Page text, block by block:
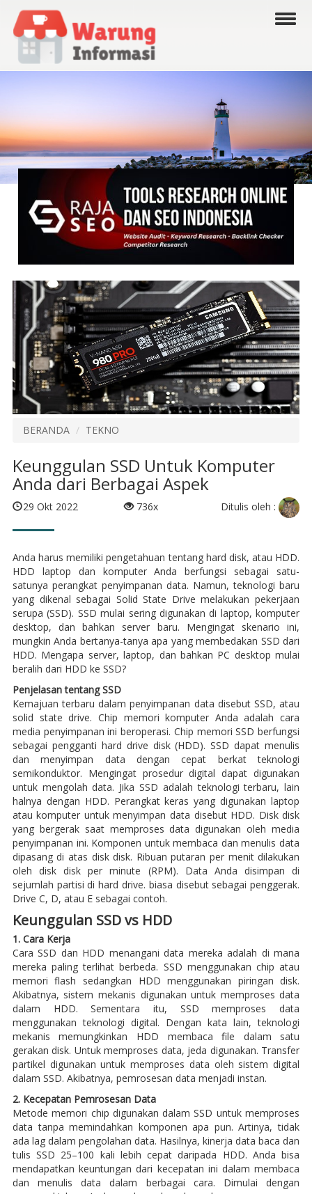
BERANDA TEKNO
Keunggulan SSD Untuk Komputer
Anda dari Berbagai Aspek
29 Okt 2022 736x Ditulis oleh :
Anda harus memiliki pengetahuan tentang hard disk, atau HDD.
HDD laptop dan komputer Anda berfungsi sebagai satu-
satunya perangkat penyimpanan data. Namun, teknologi baru
yang dikenal sebagai Solid State Drive melakukan pekerjaan
serupa (SSD). SSD mulai sering digunakan di laptop, komputer
desktop, dan bahkan server baru. Mengingat skenario ini,
mungkin Anda bertanya-tanya apa yang membedakan SSD dari
HDD. Mengapa server, laptop, dan bahkan PC desktop mulai
beralih dari HDD ke SSD?
Penjelasan tentang SSD
Kemajuan terbaru dalam penyimpanan data disebut SSD, atau
solid state drive. Chip memori komputer Anda adalah cara
media penyimpanan ini beroperasi. Chip memori SSD berfungsi
sebagai pengganti hard drive disk (HDD). SSD dapat menulis
dan menyimpan data dengan cepat berkat teknologi
semikonduktor. Mengingat prosedur digital dapat digunakan
untuk mengolah data. Jika SSD adalah teknologi terbaru, lain
halnya dengan HDD. Perangkat keras yang digunakan laptop
atau komputer untuk menyimpan data disebut HDD. Disk disk
yang bergerak saat memproses data digunakan oleh media
penyimpanan ini. Komponen untuk membaca dan menulis data
dipasang di atas disk disk. Ribuan putaran per menit dilakukan
oleh disk disk per minute (RPM). Data Anda disimpan di
sejumlah partisi di hard drive. biasa disebut sebagai penggerak.
Drive C, D, atau E sebagai contoh.
Keunggulan SSD vs HDD
1. Cara Kerja
Cara SSD dan HDD menangani data mereka adalah di mana
mereka paling terlihat berbeda. SSD menggunakan chip atau
memori flash sedangkan HDD menggunakan piringan disk.
Akibatnya, sistem mekanis digunakan untuk memproses data
dalam HDD. Sementara itu, SSD memproses data
menggunakan teknologi digital. Dengan kata lain, teknologi
mekanis memungkinkan HDD membaca file dalam satu
gerakan disk. Untuk memproses data, jeda digunakan. Transfer
partikel digunakan untuk memproses data oleh sistem digital
dalam SSD. Akibatnya, pemrosesan data menjadi instan.
2. Kecepatan Pemrosesan Data
Metode memori chip digunakan dalam SSD untuk memproses
data tanpa memindahkan komponen apa pun. Artinya, tidak
ada lag dalam pengolahan data. Hasilnya, kinerja data baca dan
tulis SSD 25–100 kali lebih cepat daripada HDD. Anda bisa
mendapatkan keuntungan dari kecepatan ini dalam membaca
dan menulis data dalam berbagai cara. Dimulai dengan